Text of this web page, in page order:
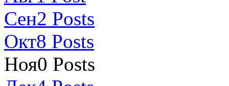
Сен2 Posts
Окт8 Posts
Ноя0 Posts